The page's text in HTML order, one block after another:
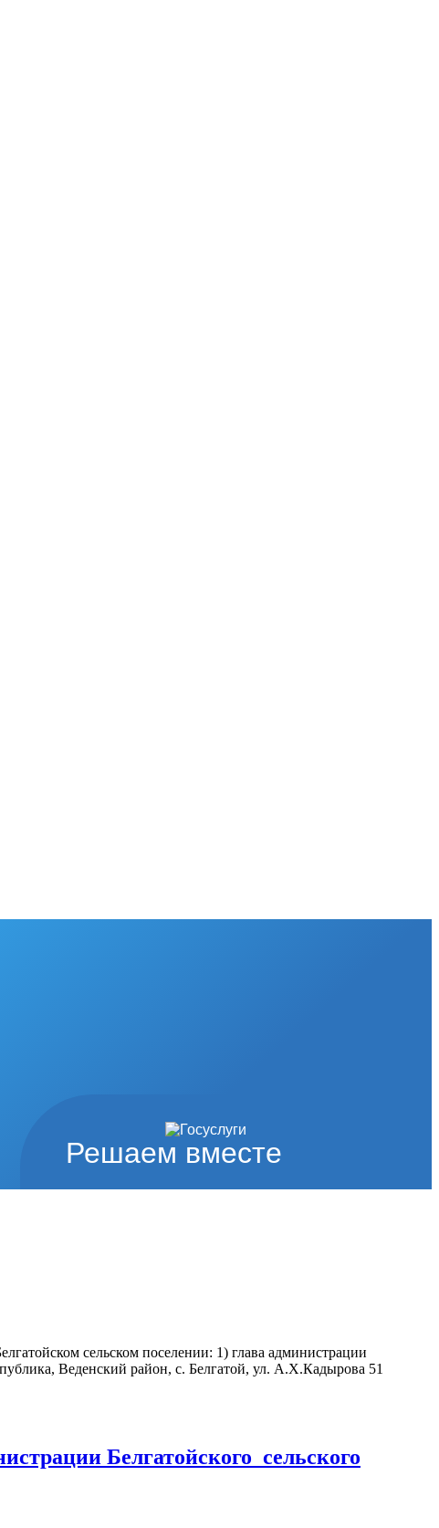
Решаем вместе
сельском поселении: 1) глава администрации
Веденский район, с. Белгатой, ул. А.Х.Кадырова 51
Белгатойского сельского